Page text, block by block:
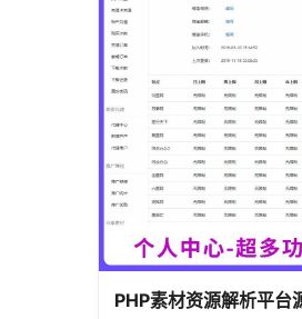
PHP素材资源解析平